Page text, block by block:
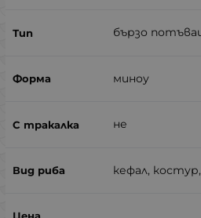
бързо
миноу
не
кефал,